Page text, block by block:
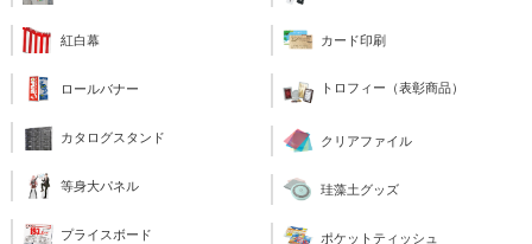
紅白幕
ロールバナー
カタログスタンド
等身大パネル
プライスボード
カード印刷
トロフィー（表彰商品）
クリアファイル
珪藻土グッズ
ポケットティッシュ